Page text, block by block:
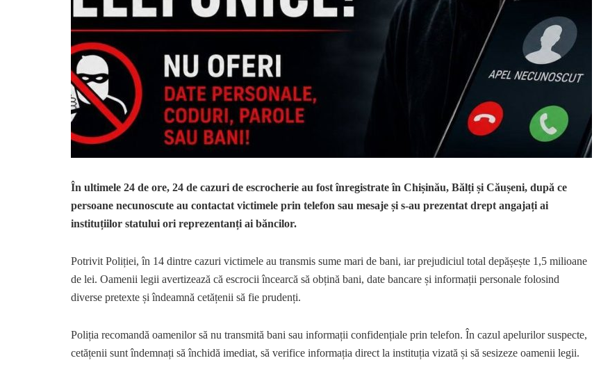
În ultimele 24 de ore, 24 de cazuri de escrocherie au fost înregistrate în Chișinău, Bălți și Căușeni, după ce
persoane necunoscute au contactat victimele prin telefon sau mesaje și s-au prezentat drept angajați ai
instituțiilor statului ori reprezentanți ai băncilor.
Potrivit Poliției, în 14 dintre cazuri victimele au transmis sume mari de bani, iar prejudiciul total depășește 1,5 milioane
de lei. Oamenii legii avertizează că escrocii încearcă să obțină bani, date bancare și informații personale folosind
diverse pretexte și îndeamnă cetățenii să fie prudenți.
Poliția recomandă oamenilor să nu transmită bani sau informații confidențiale prin telefon. În cazul apelurilor suspecte,
cetățenii sunt îndemnați să închidă imediat, să verifice informația direct la instituția vizată și să sesizeze oamenii legii.